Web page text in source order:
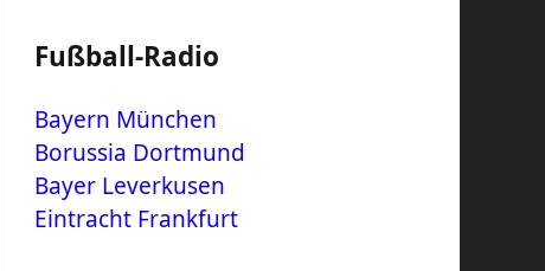
Fußball-Radio
Bayern München
Borussia Dortmund
Bayer Leverkusen
Eintracht Frankfurt